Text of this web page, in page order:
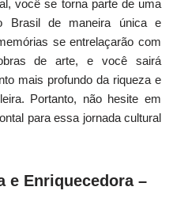
você se torna parte de uma
Brasil de maneira única e
se entrelaçarão com
de arte, e você sairá
mais profundo da riqueza e
Portanto, não hesite em
para essa jornada cultural
e Enriquecedora –